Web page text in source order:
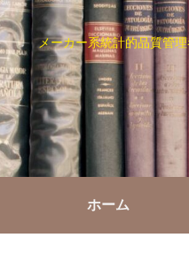
メーカー系統計的品質管
ホーム